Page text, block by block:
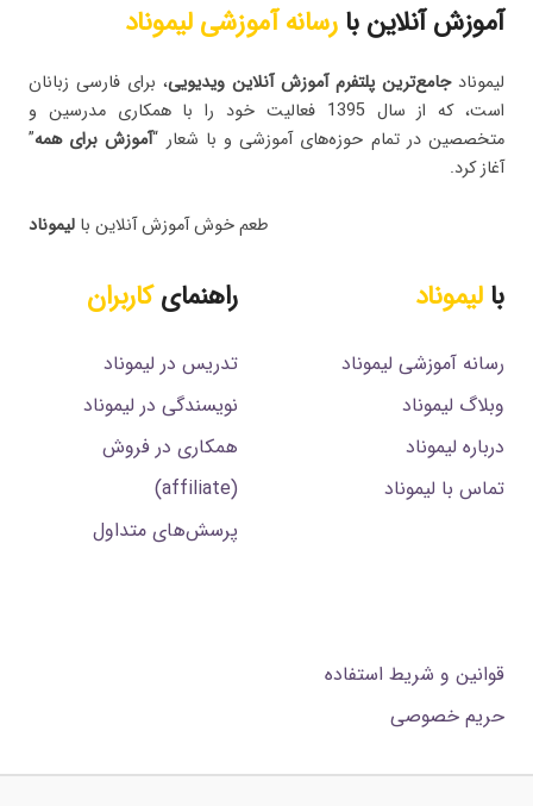
آموزش آنلاین بارسانه آموزشی لیموناد
لیمونادجامع‌ترین پلتفرم‌ آموزش آنلاین ویدیویی، برای فارسی زبانان
است، که از سال 1395 فعالیت خود را با همکاری مدرسین و
متخصصین در تمام حوزه‌های آموزشی و با شعار “آموزش برای همه”
آغاز کرد.
طعم خوش آموزش آنلاین با لیموناد
بالیموناد
رسانه آموزشی لیموناد
وبلاگ لیموناد
درباره لیموناد
تماس با لیموناد
راهنمایکاربران
تدریس در لیموناد
نویسندگی در لیموناد
همکاری در فروش
(affiliate)
پرسش‌های متداول
قوانین و شریط استفاده
حریم خصوصی